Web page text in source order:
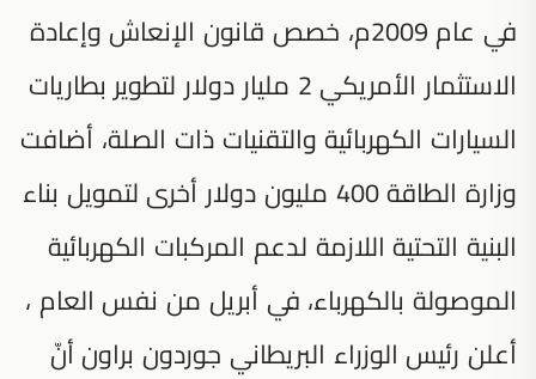
في عام 2009م، خصص قانون الإنعاش وإعادة
الاستثمار الأمريكي 2 مليار دولار لتطوير بطاريات
السيارات الكهربائية والتقنيات ذات الصلة، أضافت
وزارة الطاقة 400 مليون دولار أخرى لتمويل بناء
البنية التحتية اللازمة لدعم المركبات الكهربائية
الموصولة بالكهرباء، في أبريل من نفس العام ،
أعلن رئيس الوزراء البريطاني جوردون براون أنّ